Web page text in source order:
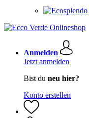
Anmelden
Jetzt anmelden
Bist du neu hier?
Konto erstellen